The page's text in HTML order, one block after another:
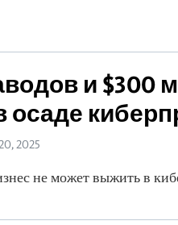
и $300
осаде
2025
не может выжить в